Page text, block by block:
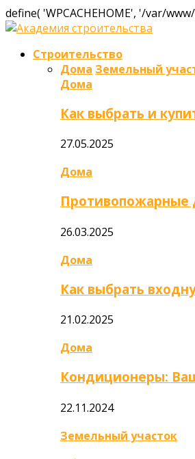
define( 'WPCACHEHOME', '/var/
Строительство
Дома Земельный
Дома
Как выбрать и
27.05.2025
Дома
Противопожарные
26.03.2025
Дома
Как выбрать
21.02.2025
Дома
Кондиционеры:
22.11.2024
Земельный участок